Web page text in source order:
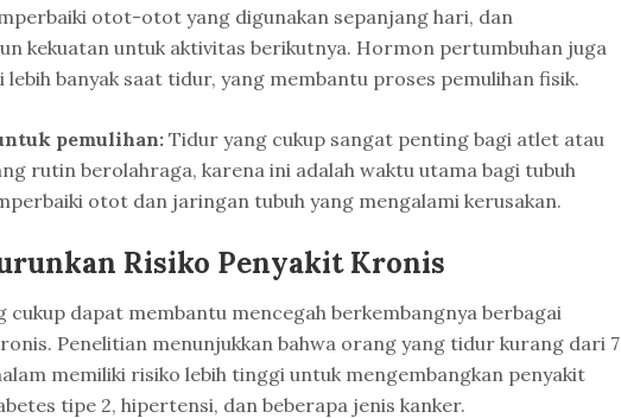
otot-otot yang digunakan sepanjang hari, dan
kekuatan untuk aktivitas berikutnya. Hormon pertumbuhan juga
lebih banyak saat tidur, yang membantu proses pemulihan fisik.
pemulihan:Tidur yang cukup sangat penting bagi atlet atau
rutin berolahraga, karena ini adalah waktu utama bagi tubuh
otot dan jaringan tubuh yang mengalami kerusakan.
Risiko Penyakit Kronis
cukup dapat membantu mencegah berkembangnya berbagai
Penelitian menunjukkan bahwa orang yang tidur kurang dari 7
memiliki risiko lebih tinggi untuk mengembangkan penyakit
tipe 2, hipertensi, dan beberapa jenis kanker.